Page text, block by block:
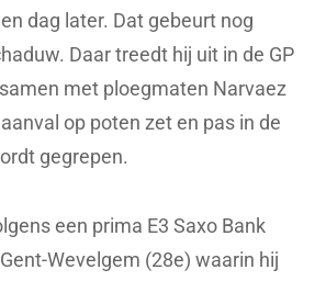
dag later. Dat gebeurt nog
Daar treedt hij uit in de GP
met ploegmaten Narvaez
op poten zet en pas in de
gegrepen.
een prima E3 Saxo Bank
Wevelgem (28e) waarin hij